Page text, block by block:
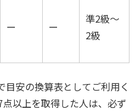
ー ー
準2級〜
2級
安の換算表としてご利用く
以上を取得した人は、必ず